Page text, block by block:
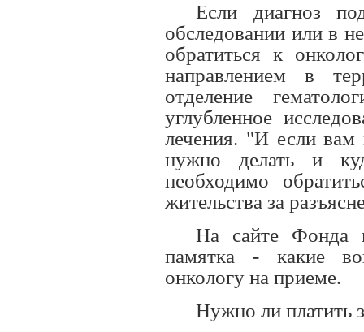
Если диагноз
обследовании или в
обратиться к
направлением в
отделение
углубленное
лечения. "И если
нужно делать и
необходимо
жительства за
На сайте Фонда
памятка - какие
онкологу на приеме.
Нужно ли платить